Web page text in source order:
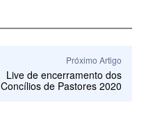
Próximo Artigo
Live de encerramento dos
Concílios de Pastores 2020